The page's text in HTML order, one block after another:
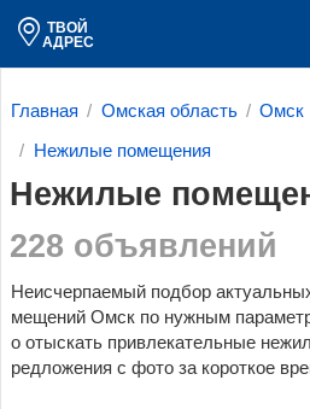
ТВОЙ
АДРЕС
Главная Омская область Омск
Нежилые помещения
Нежилые
228 объявлений
Неисчерпаемый подбор
мещений Омск по нужным
о отыскать привлекательные
редложения с фото за короткое